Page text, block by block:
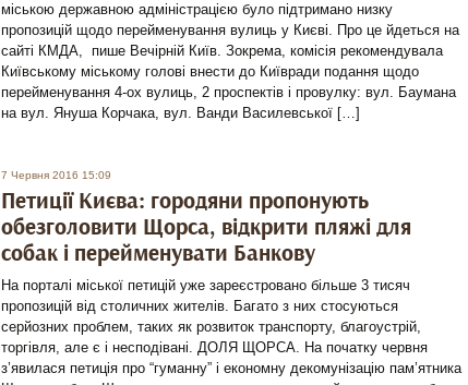
міською державною адміністрацією було підтримано низку
пропозицій щодо перейменування вулиць у Києві. Про це йдеться на
сайті КМДА, пише Вечірній Київ. Зокрема, комісія рекомендувала
Київському міському голові внести до Київради подання щодо
перейменування 4-ох вулиць, 2 проспектів і провулку: вул. Баумана
на вул. Януша Корчака, вул. Ванди Василевської […]
7 Червня 2016 15:09
Петиції Києва: городяни пропонують
обезголовити Щорса, відкрити пляжі для
собак і перейменувати Банкову
На порталі міської петицій уже зареєстровано більше 3 тисяч
пропозицій від столичних жителів. Багато з них стосуються
серйозних проблем, таких як розвиток транспорту, благоустрій,
торгівля, але є і несподівані. ДОЛЯ ЩОРСА. На початку червня
з’явилася петиція про “гуманну” і економну декомунізацію пам’ятника